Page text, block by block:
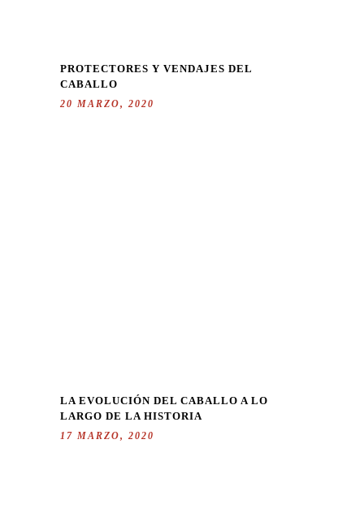
PROTECTORES Y VENDAJES DEL
CABALLO
20 MARZO, 2020
LA EVOLUCIÓN DEL CABALLO A LO
LARGO DE LA HISTORIA
17 MARZO, 2020